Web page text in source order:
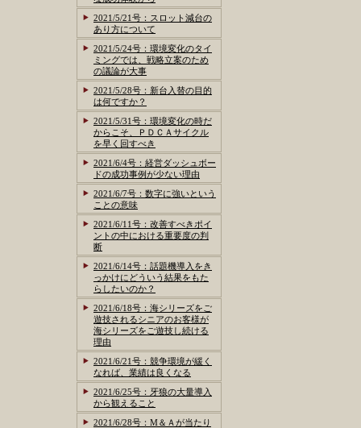
2021/5/21号：スロット減台の
あり方について
2021/5/24号：環境変化のタイ
ミングでは、戦略立案のため
の議論が大事
2021/5/28号：新台入替の目的
は何ですか？
2021/5/31号：環境変化の時だ
からこそ、ＰＤＣＡサイクル
を早く回すべき
2021/6/4号：経営ダッシュボー
ドの成功事例が少ない理由
2021/6/7号：数字に強いという
ことの意味
2021/6/11号：改善すべきポイ
ントの中における重要度の判
断
2021/6/14号：話題機導入をき
っかけにどういう結果をもた
らしたいのか？
2021/6/18号：海シリーズをご
遊技されるシニアのお客様が
海シリーズをご遊技し続ける
理由
2021/6/21号：競争環境が緩く
なれば、業績は良くなる
2021/6/25号：牙狼の大量導入
から観えること
2021/6/28号：M＆Ａが当たり